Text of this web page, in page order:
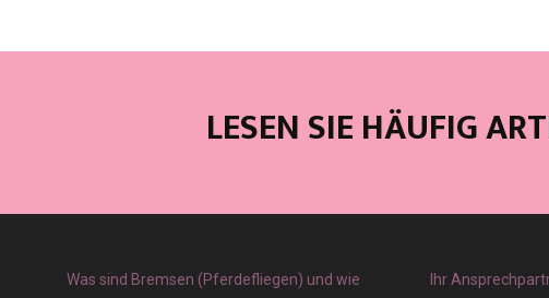
LESEN SIE HÄUFIG
Was sind Bremsen (Pferdefliegen) und wie
Ihr